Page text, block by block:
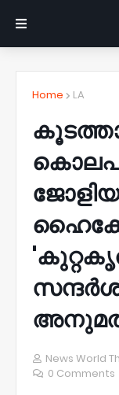
Home LA
News World
0 Comments